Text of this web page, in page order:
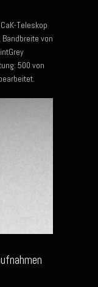
Teleskop
von
500 von